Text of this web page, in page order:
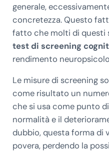
generale,
concretezza. Questo
fatto che molti di questi
test di screening
rendimento
Le misure di screening
come risultato un
che si usa come punto
normalità e il
dubbio, questa forma di
povera, perdendo la